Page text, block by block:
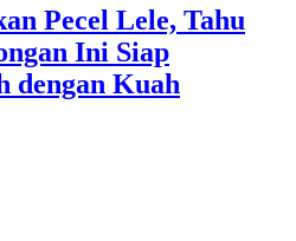
Pecel Lele, Tahu
Ini Siap
dengan Kuah